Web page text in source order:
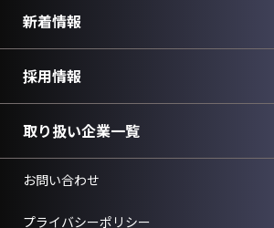
新着情報
採用情報
取り扱い企業一覧
お問い合わせ
プライバシーポリシー